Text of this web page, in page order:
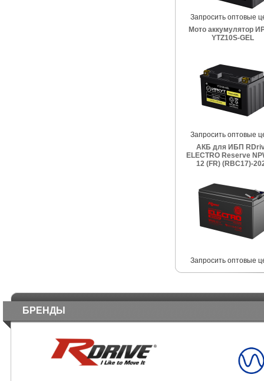
Запросить оптовые
Мото аккумулятор
YTZ10S-GEL
Запросить оптовые
АКБ для ИБП
ELECTRO Reserve
12 (FR) (RBC17)-
Запросить оптовые
БРЕНДЫ